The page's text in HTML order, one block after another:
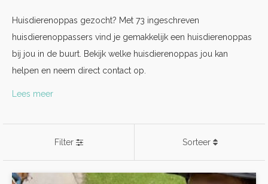
Huisdierenoppas gezocht? Met 73 ingeschreven
huisdierenoppassers vind je gemakkelijk een huisdierenoppas
bij jou in de buurt. Bekijk welke huisdierenoppas jou kan
helpen en neem direct contact op.
Lees meer
Filter Sorteer